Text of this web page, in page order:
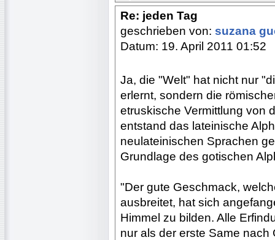
Re: jeden Tag
geschrieben von: suzana
Datum: 19. April 2011 01:52
Ja, die "Welt" hat nicht nur
erlernt, sondern die
etruskische Vermittlung von
entstand das lateinische
neulateinischen Sprachen
Grundlage des gotischen
"Der gute Geschmack,
ausbreitet, hat sich
Himmel zu bilden. Alle
nur als der erste Same